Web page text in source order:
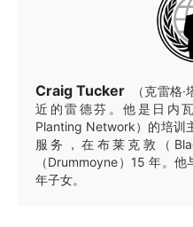
Craig Tucker
（克雷格
近的雷德芬。他是日内
Planting Network）的培训
服务，在布莱克敦（
（Drummoyne）15 年。
年子女。